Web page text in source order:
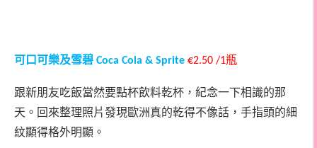
可口可樂及雪碧 Coca Cola & Sprite €2.50 /1瓶
跟新朋友吃飯當然要點杯飲料乾杯，紀念一下相識的那
天。回來整理照片發現歐洲真的乾得不像話，手指頭的細
紋顯得格外明顯。